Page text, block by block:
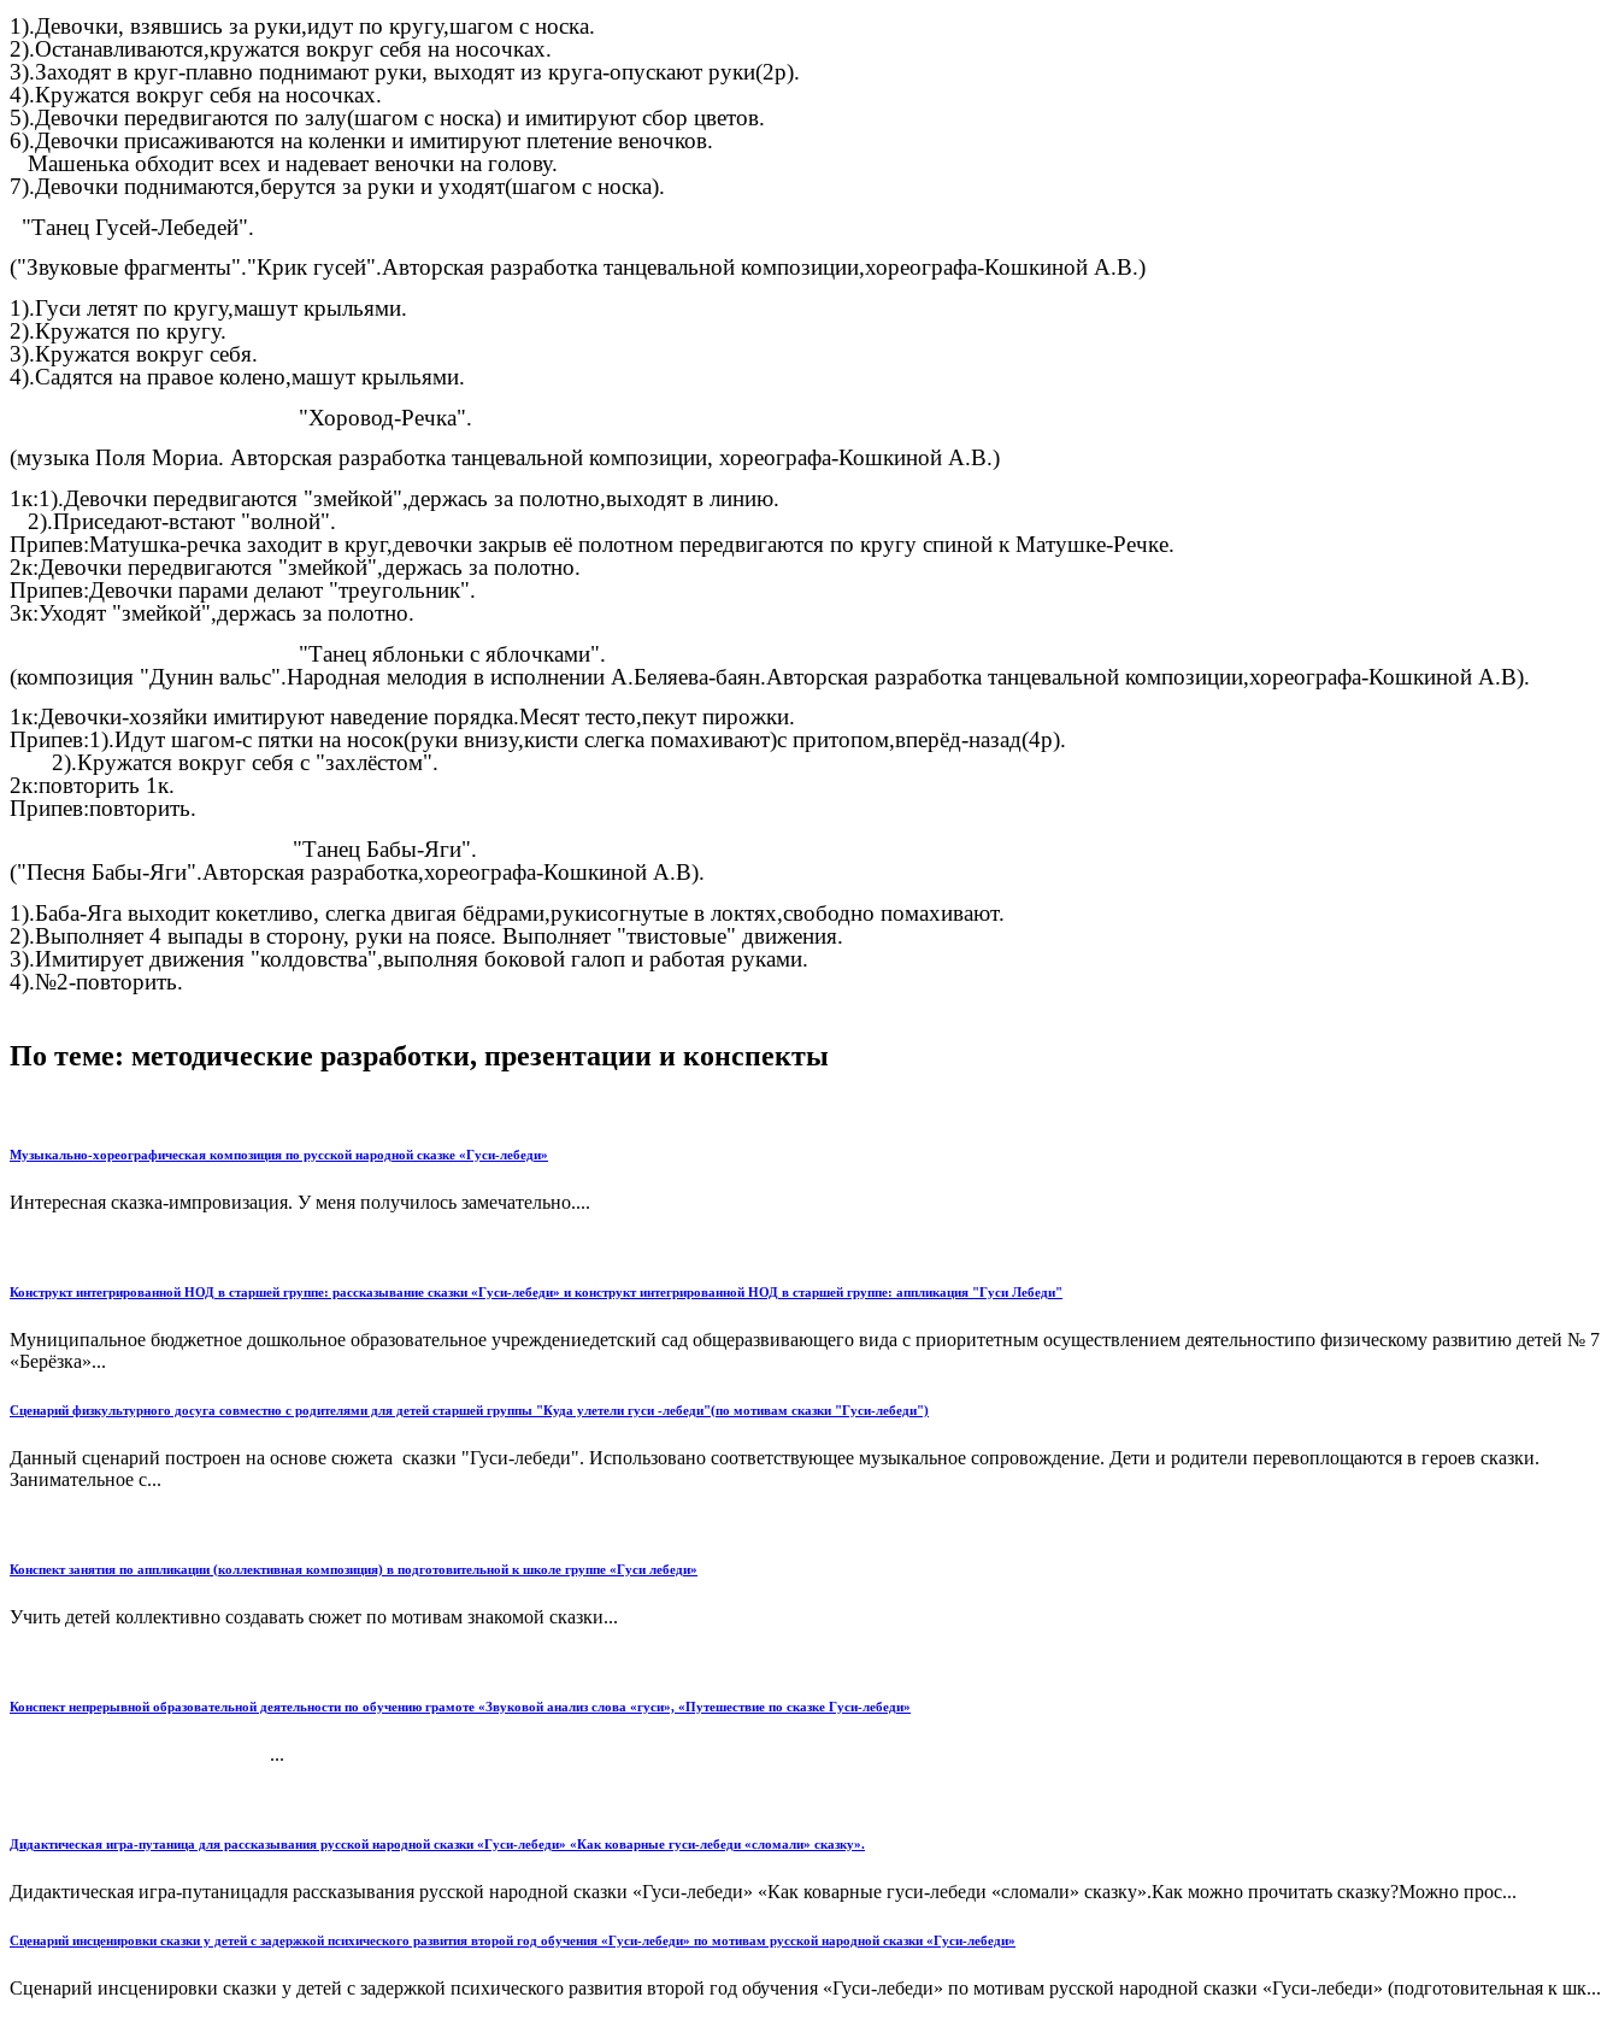
1).Девочки, взявшись за руки,идут по кругу,шагом с носка.
2).Останавливаются,кружатся вокруг себя на носочках.
3).Заходят в круг-плавно поднимают руки, выходят из круга-опускают руки(2р).
4).Кружатся вокруг себя на носочках.
5).Девочки передвигаются по залу(шагом с носка) и имитируют сбор цветов.
6).Девочки присаживаются на коленки и имитируют плетение веночков.
Машенька обходит всех и надевает веночки на голову.
7).Девочки поднимаются,берутся за руки и уходят(шагом с носка).
"Танец Гусей-Лебедей".
("Звуковые фрагменты"."Крик гусей".Авторская разработка танцевальной композиции,хореографа-Кошкиной А.В.)
1).Гуси летят по кругу,машут крыльями.
2).Кружатся по кругу.
3).Кружатся вокруг себя.
4).Садятся на правое колено,машут крыльями.
"Хоровод-Речка".
(музыка Поля Мориа. Авторская разработка танцевальной композиции, хореографа-Кошкиной А.В.)
1к:1).Девочки передвигаются "змейкой",держась за полотно,выходят в линию.
2).Приседают-встают "волной".
Припев:Матушка-речка заходит в круг,девочки закрыв её полотном передвигаются по кругу спиной к Матушке-Речке.
2к:Девочки передвигаются "змейкой",держась за полотно.
Припев:Девочки парами делают "треугольник".
3к:Уходят "змейкой",держась за полотно.
"Танец яблоньки с яблочками".
(композиция "Дунин вальс".Народная мелодия в исполнении А.Беляева-баян.Авторская разработка танцевальной композиции,хореографа-Кошкиной А.В).
1к:Девочки-хозяйки имитируют наведение порядка.Месят тесто,пекут пирожки.
Припев:1).Идут шагом-с пятки на носок(руки внизу,кисти слегка помахивают)с притопом,вперёд-назад(4р).
2).Кружатся вокруг себя с "захлёстом".
2к:повторить 1к.
Припев:повторить.
"Танец Бабы-Яги".
("Песня Бабы-Яги".Авторская разработка,хореографа-Кошкиной А.В).
1).Баба-Яга выходит кокетливо, слегка двигая бёдрами,рукисогнутые в локтях,свободно помахивают.
2).Выполняет 4 выпады в сторону, руки на поясе. Выполняет "твистовые" движения.
3).Имитирует движения "колдовства",выполняя боковой галоп и работая руками.
4).№2-повторить.
По теме: методические разработки, презентации и конспекты
Музыкально-хореографическая композиция по русской народной сказке «Гуси-лебеди»
Интересная сказка-импровизация. У меня получилось замечательно....
Конструкт интегрированной НОД в старшей группе: рассказывание сказки «Гуси-лебеди» и конструкт интегрированной НОД в старшей группе: аппликация "Гуси Лебеди"
Муниципальное бюджетное дошкольное образовательное учреждениедетский сад общеразвивающего вида с приоритетным осуществлением деятельностипо физическому развитию детей № 7
«Берёзка»...
Сценарий физкультурного досуга совместно с родителями для детей старшей группы "Куда улетели гуси -лебеди"(по мотивам сказки "Гуси-лебеди")
Данный сценарий построен на основе сюжета сказки "Гуси-лебеди". Использовано соответствующее музыкальное сопровождение. Дети и родители перевоплощаются в героев сказки.
Занимательное с...
Конспект занятия по аппликации (коллективная композиция) в подготовительной к школе группе «Гуси лебеди»
Учить детей коллективно создавать сюжет по мотивам знакомой сказки...
Конспект непрерывной образовательной деятельности по обучению грамоте «Звуковой анализ слова «гуси», «Путешествие по сказке Гуси-лебеди»
...
Дидактическая игра-путаница для рассказывания русской народной сказки «Гуси-лебеди» «Как коварные гуси-лебеди «сломали» сказку».
Дидактическая игра-путаницадля рассказывания русской народной сказки «Гуси-лебеди» «Как коварные гуси-лебеди «сломали» сказку».Как можно прочитать сказку?Можно прос...
Сценарий инсценировки сказки у детей с задержкой психического развития второй год обучения «Гуси-лебеди» по мотивам русской народной сказки «Гуси-лебеди»
Сценарий инсценировки сказки у детей с задержкой психического развития второй год обучения «Гуси-лебеди» по мотивам русской народной сказки «Гуси-лебеди» (подготовительная к шк...